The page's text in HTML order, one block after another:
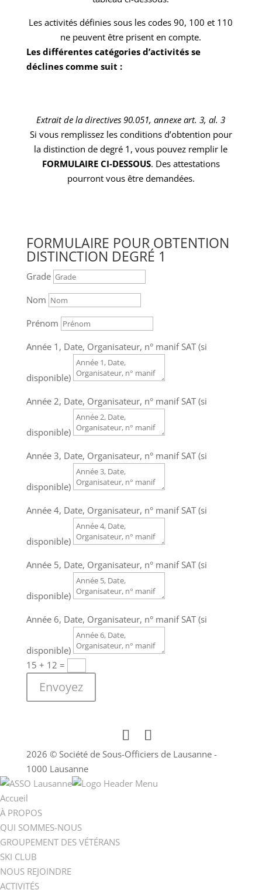
Les activités définies sous les codes 90, 100 et 110
ne peuvent être prisent en compte.
Les différentes catégories d’activités se
déclines comme suit :
Extrait de la directives 90.051, annexe art. 3, al. 3
Si vous remplissez les conditions d’obtention pour
ladistinction de degré 1, vous pouvez remplir le
FORMULAIRE CI-DESSOUS. Des attestations
pourront vous être demandées.
FORMULAIRE POUR OBTENTION
DISTINCTION DEGRÉ 1
Grade
Nom
Prénom
Année 1, Date, Organisateur, n° manif SAT (si
disponible)
Année 2, Date, Organisateur, n° manif SAT (si
disponible)
Année 3, Date, Organisateur, n° manif SAT (si
disponible)
Année 4, Date, Organisateur, n° manif SAT (si
disponible)
Année 5, Date, Organisateur, n° manif SAT (si
disponible)
Année 6, Date, Organisateur, n° manif SAT (si
disponible)
15 + 12 =
Envoyez
2026 © Société de Sous-Officiers de Lausanne -
1000 Lausanne
Accueil
À PROPOS
QUI SOMMES-NOUS
GROUPEMENT DES VÉTÉRANS
SKI CLUB
NOUS REJOINDRE
ACTIVITÉS